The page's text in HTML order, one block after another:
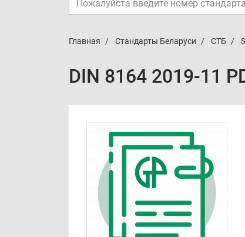
Главная Стандарты Беларуси СТБ
DIN 8164 2019-11